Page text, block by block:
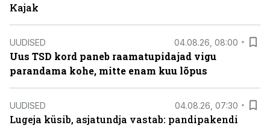
Kajak
UUDISED 04.08.26, 08:00
Uus TSD kord paneb raamatupidajad vigu
parandama kohe, mitte enam kuu lõpus
UUDISED 04.08.26, 07:30
Lugeja küsib, asjatundja vastab: pandipakendi